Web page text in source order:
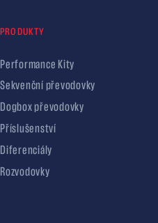
PRODUKTY
Performance Kity
Sekvenční převodovky
Dogbox převodovky
Příslušenství
Diferenciály
Rozvodovky